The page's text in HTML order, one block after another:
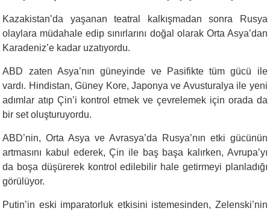
Kazakistan’da yaşanan teatral kalkışmadan sonra Rusya
olaylara müdahale edip sınırlarını doğal olarak Orta Asya’dan
Karadeniz’e kadar uzatıyordu.
ABD zaten Asya’nın güneyinde ve Pasifikte tüm gücü ile
vardı. Hindistan, Güney Kore, Japonya ve Avusturalya ile yeni
adımlar atıp Çin’i kontrol etmek ve çevrelemek için orada da
bir set oluşturuyordu.
ABD’nin, Orta Asya ve Avrasya’da Rusya’nın etki gücünün
artmasını kabul ederek, Çin ile baş başa kalırken, Avrupa’yı
da boşa düşürerek kontrol edilebilir hale getirmeyi planladığı
görülüyor.
Putin’in eski imparatorluk etkisini istemesinden, Zelenski’nin